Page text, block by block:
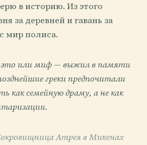
в историю. Из этого
за деревней и гавань за
мир полиса.
или миф — выжил в памяти
греки предпочитали
как семейную драму, а не как
Атрея в Микенах